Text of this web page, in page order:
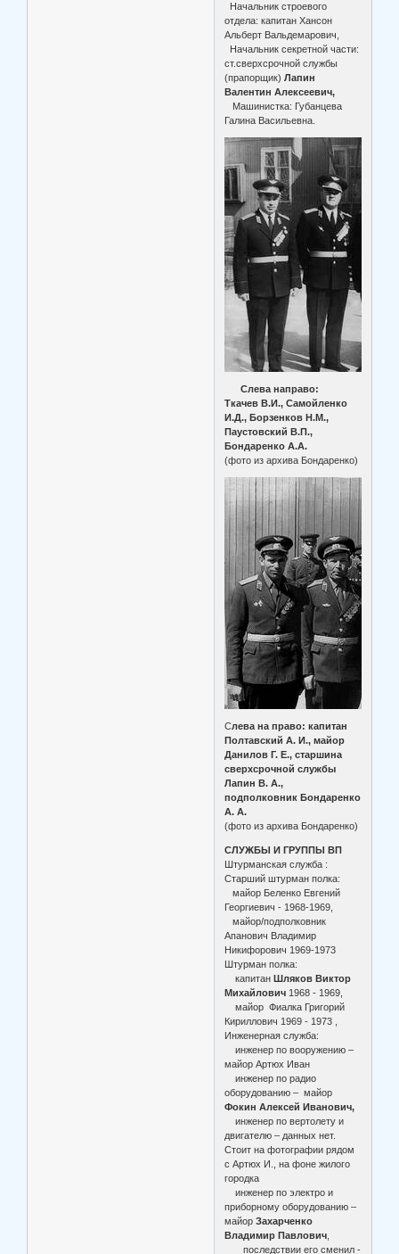
Начальник строевого
отдела: капитан Хансон
Альберт Вальдемарович,
Начальник секретной части:
ст.сверхсрочной службы
(прапорщик)Лапин
Валентин Алексеевич,
Машинистка: Губанцева
Галина Васильевна.
Слева направо:
Ткачев В.И., Самойленко
И.Д., Борзенков Н.М.,
Паустовский В.П.,
Бондаренко А.А.
(фото из архива Бондаренко)
Слева на право: капитан
Полтавский А. И., майор
Данилов Г. Е., старшина
сверхсрочной службы
Лапин В. А.,
подполковник Бондаренко
А. А.
(фото из архива Бондаренко)
СЛУЖБЫ И ГРУППЫ ВП
Штурманская служба :
Старший штурман полка:
майор Беленко Евгений
Георгиевич - 1968-1969,
майор/подполковник
Апанович Владимир
Никифорович 1969-1973
Штурман полка:
капитан Шляков Виктор
Михайлович 1968 - 1969,
майор Фиалка Григорий
Кириллович 1969 - 1973 ,
Инженерная служба:
инженер по вооружению –
майор Артюх Иван
инженер по радио
оборудованию – майор
Фокин Алексей Иванович,
инженер по вертолету и
двигателю – данных нет.
Стоит на фотографии рядом
с Артюх И., на фоне жилого
городка
инженер по электро и
приборному оборудованию –
майорЗахарченко
Владимир Павлович
последствии его сменил -